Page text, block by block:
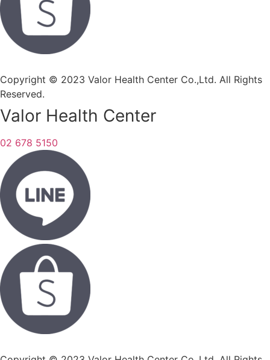
Copyright © 2023 Valor Health Center Co.,Ltd. All Rights
Reserved.
Valor Health Center
02 678 5150